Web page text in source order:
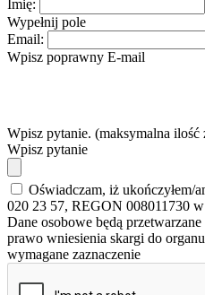
Imię:
Wypełnij pole
Email:
Wpisz poprawny E-mail
Wpisz pytanie. (maksymalna
Wpisz pytanie
Oświadczam, iż ukończyłem/
020 23 57, REGON 008011730
Dane osobowe będą
prawo wniesienia skargi do
wymagane zaznaczenie